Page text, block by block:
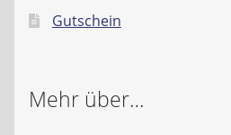
Gutschein
Mehr über…